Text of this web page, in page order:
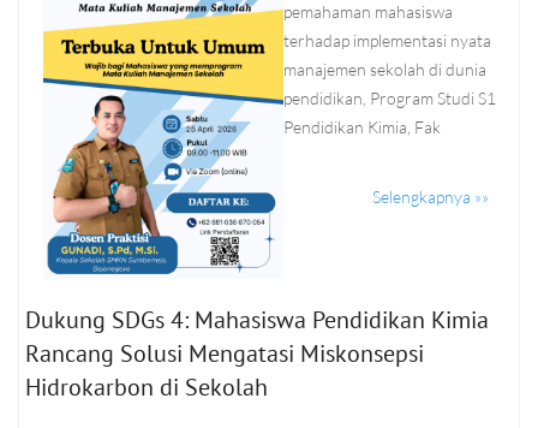
pemahaman mahasiswa
terhadap implementasi nyata
manajemen sekolah di dunia
pendidikan, Program Studi S1
Pendidikan Kimia, Fak
Selengkapnya »»
Dukung SDGs 4: Mahasiswa Pendidikan Kimia
Rancang Solusi Mengatasi Miskonsepsi
Hidrokarbon di Sekolah